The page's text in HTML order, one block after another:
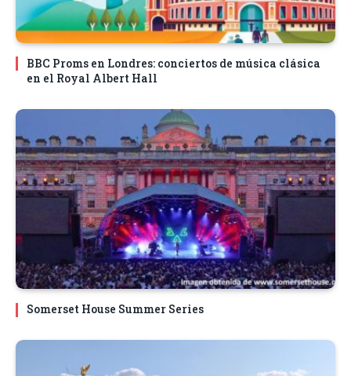
BBC Proms en Londres: conciertos de música clásica
en el Royal Albert Hall
Somerset House Summer Series